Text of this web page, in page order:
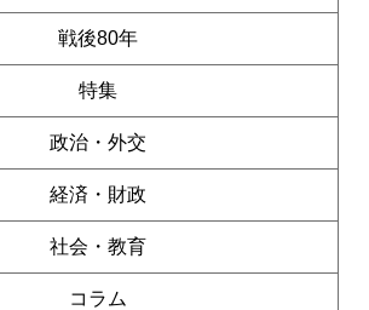
戦後80年
特集
政治・外交
経済・財政
社会・教育
コラム